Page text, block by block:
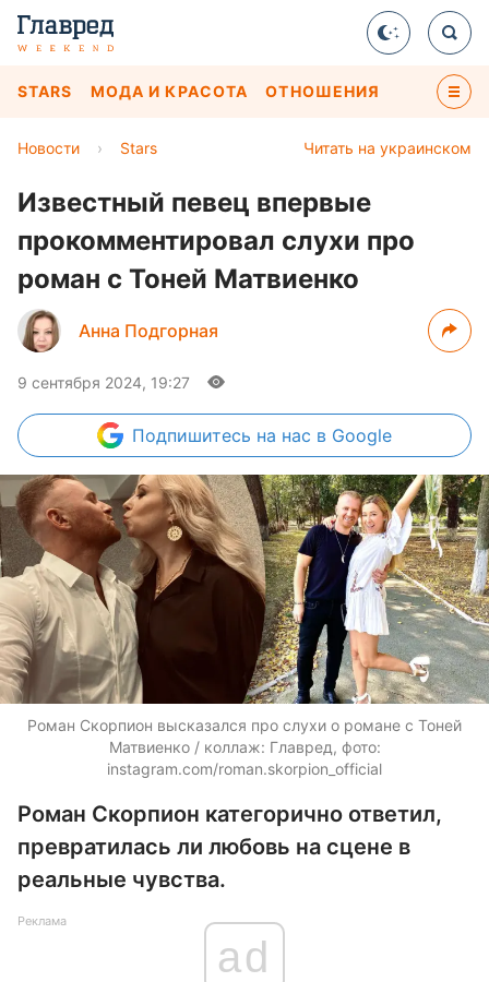
STARS МОДА И КРАСОТА ОТНОШЕНИЯ
Читать на украинском
Новости › Stars
Известный певец впервые
прокомментировал слухи про
роман с Тоней Матвиенко
Анна Подгорная
9 сентября 2024, 19:27
Подпишитесь на нас в Google
Роман Скорпион высказался про слухи о романе с Тоней
Матвиенко / коллаж: Главред, фото:
instagram.com/roman.skorpion_official
Роман Скорпион категорично ответил,
превратилась ли любовь на сцене в
реальные чувства.
Реклама
ad